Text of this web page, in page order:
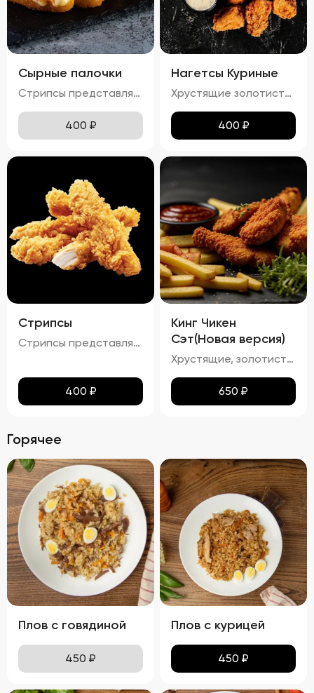
Сырные палочки
Стрипсы представляют собой аппетитные палочки из сыра, обжаренные до золотистой корочки. Вкус нежного расплавленного сыра гармонично сочетается с хрустящей панировкой, создавая идеальное сочетание текстур. Продукт отличается приятным ароматом и изысканным вкусом, который обязательно оценят любители сырных закусок.
400 ₽
Нагетсы Куриные
Хрустящие золотистые нагетсы с легким маслянистым блеском и тонким слоем соуса. Аромат блюда сочетает в себе запах жареного куриного мяса и сладких ноток соуса. Вкус этих нагетсов – гармоничное сочетание сладости и легкой солоноватости, с выраженными нотами куриного мяса. Текстура плотная и хрустящая, с нежным мясом под аппетитной корочкой.
400 ₽
Стрипсы
Стрипсы представляют собой кусочки куриного филе, обжаренные до золотистой корочки. Внешне они выглядят аппетитно, с равномерной золотистой окраской, без признаков пережарки. Вкус мяса насыщенный, сочный и ароматный, без каких-либо посторонних привкусов и запахов. Консистенция стрипсов идеальна: внутри мясо остается мягким и нежным, а снаружи образуется приятная хрустящая корочка. Это блюдо отлично сочетается с различными соусами и гарнирами, добавляя пикантности любому столу.
400 ₽
Кинг Чикен
Сэт(Новая версия)
Хрустящие, золотистые наггетсы, стрипсы и картофель фри с легким маслянистым блеском. Аромат блюда сочетает в себе ноты жареной курицы и свежего картофеля. Вкус сбалансирован между сладостью и легкой солоноватостью, подчеркивая естественные оттенки жареной курицы и картофеля. Текстура продуктов плотная и хрустящая, создавая приятное ощущение при каждом укусе.
650 ₽
Горячее
Плов с говядиной
450 ₽
Плов с курицей
450 ₽